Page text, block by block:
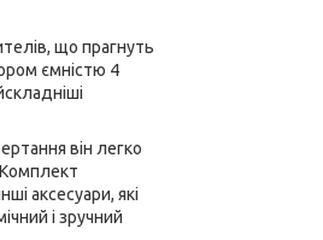
що прагнуть
ємністю 4
він легко
аксесуари, які
і зручний